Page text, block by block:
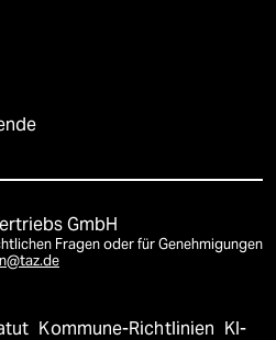
GmbH
Fragen oder für Genehmigungen
Kommune-Richtlinien KI-